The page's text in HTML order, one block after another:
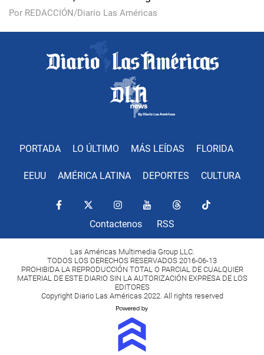
Por REDACCIÓN/Diario Las Américas
PORTADA LO ÚLTIMO MÁS LEÍDAS FLORIDA
EEUU AMÉRICA LATINA DEPORTES CULTURA
Contactenos RSS
Las Américas Multimedia Group LLC.
TODOS LOS DERECHOS RESERVADOS 2016-06-13
PROHIBIDA LA REPRODUCCIÓN TOTAL O PARCIAL DE CUALQUIER
MATERIAL DE ESTE DIARIO SIN LA AUTORIZACIÓN EXPRESA DE LOS
EDITORES
Copyright Diario Las Américas 2022. All rights reserved